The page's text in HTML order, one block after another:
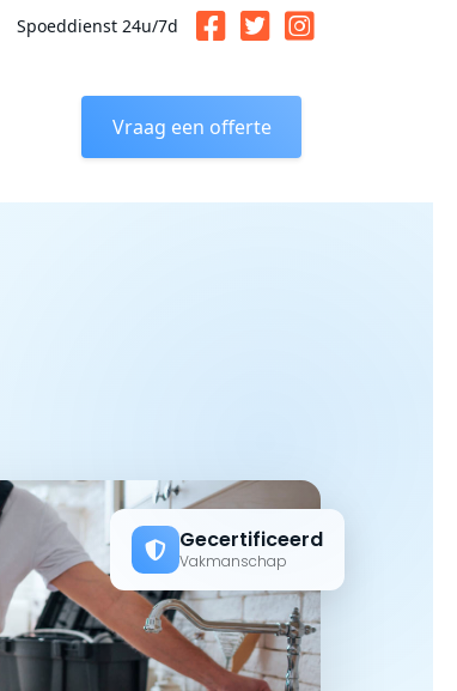
Spoeddienst 24u/7d
Vraag een offerte
Gecertificeerd
Vakmanschap